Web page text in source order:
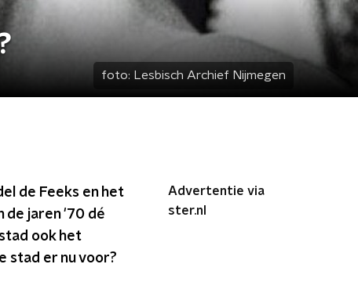
foto: Lesbisch Archief Nijmegen
de Feeks en het
de jaren '70 dé
ook het
stad er nu voor?
Advertentie via
ster.nl